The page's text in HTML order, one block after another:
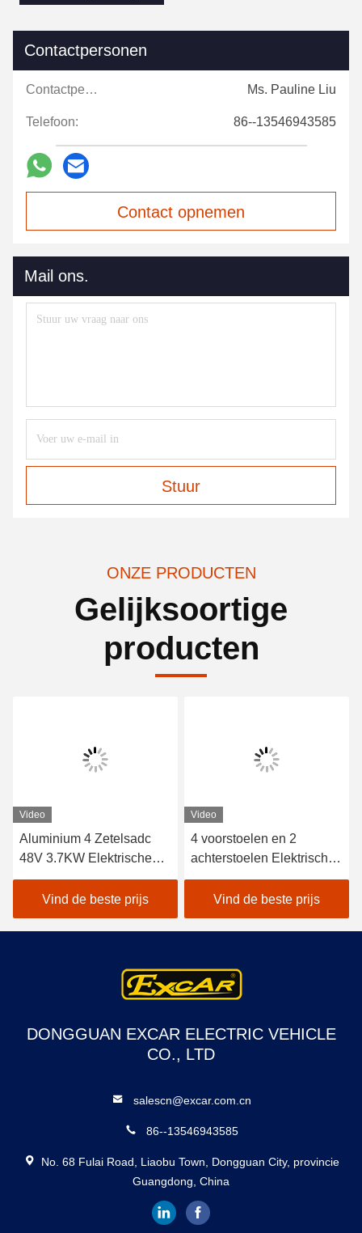
Contactpersonen
Contactpersonen: Ms. Pauline Liu
Telefoon: 86--13546943585
Contact opnemen
Mail ons.
Stuur
ONZE PRODUCTEN
Gelijksoortige
producten
Video
Aluminium 4 Zetelsadc
48V 3.7KW Elektrische
Patrouillewagen/Elektrisch
Cruisevoertuig
Vind de beste prijs
Video
4 voorstoelen en 2
achterstoelen Elektrische
golfkar met 48V
lithiumbatterie
Vind de beste prijs
DONGGUAN EXCAR ELECTRIC VEHICLE
CO., LTD
salescn@excar.com.cn
86--13546943585
No. 68 Fulai Road, Liaobu Town, Dongguan City, provincie
Guangdong, China